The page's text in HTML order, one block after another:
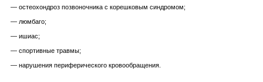
— остеохондроз позвоночника с корешковым синдромом;
— люмбаго;
— ишиас;
— спортивные травмы;
— нарушения периферического кровообращения.